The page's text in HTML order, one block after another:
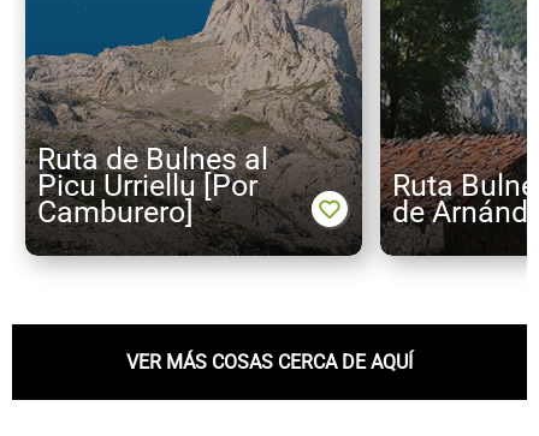
Ruta de Bulnes al
Picu Urriellu [Por
Camburero]
Ruta
de
VER MÁS COSAS CERCA DE AQUÍ